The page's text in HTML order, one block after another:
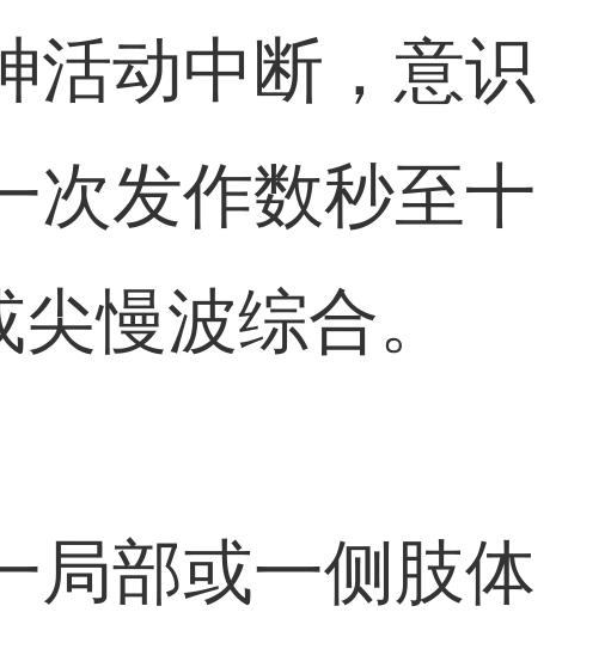
活动中断，意识
次发作数秒至十
慢波综合。
局部或一侧肢体